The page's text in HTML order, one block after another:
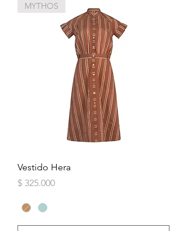
MYTHOS
Vestido Hera
Precio
$ 325.000